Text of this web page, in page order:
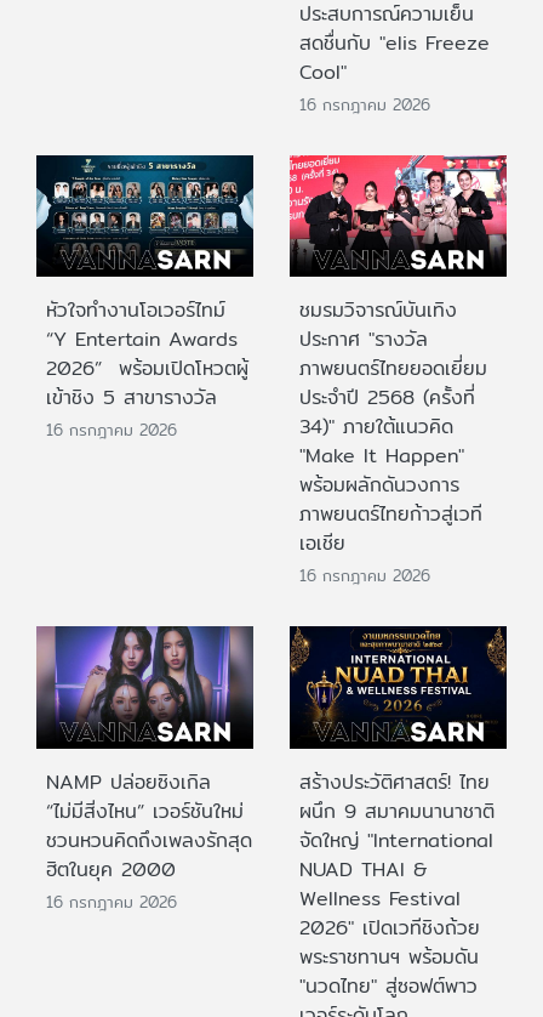
ประสบการณ์ความเย็น
สดชื่นกับ "elis Freeze
Cool"
16 กรกฎาคม 2026
หัวใจทำงานโอเวอร์ไทม์
“Y Entertain Awards
2026” พร้อมเปิดโหวตผู้
เข้าชิง 5 สาขารางวัล
16 กรกฎาคม 2026
ชมรมวิจารณ์บันเทิง
ประกาศ "รางวัล
ภาพยนตร์ไทยยอดเยี่ยม
ประจําปี 2568 (ครั้งที่
34)" ภายใต้แนวคิด
"Make It Happen"
พร้อมผลักดันวงการ
ภาพยนตร์ไทยก้าวสู่เวที
เอเชีย
16 กรกฎาคม 2026
NAMP ปล่อยซิงเกิล
“ไม่มีสิ่งไหน” เวอร์ชันใหม่
ชวนหวนคิดถึงเพลงรักสุด
ฮิตในยุค 2000
16 กรกฎาคม 2026
สร้างประวัติศาสตร์! ไทย
ผนึก 9 สมาคมนานาชาติ
จัดใหญ่ "International
NUAD THAI &
Wellness Festival
2026" เปิดเวทีชิงถ้วย
พระราชทานฯ พร้อมดัน
"นวดไทย" สู่ซอฟต์พาว